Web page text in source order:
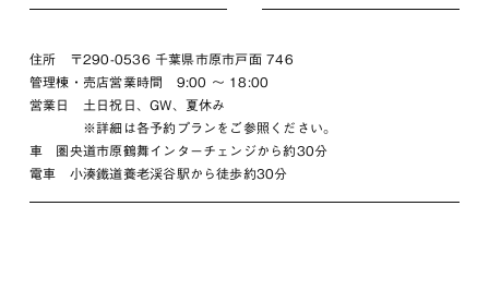
住所 〒290-0536 千葉県市原市戸面 746
管理棟・売店営業時間 9:00 〜 18:00
営業日 土日祝日、GW、夏休み
※詳細は各予約プランをご参照ください。
車 圏央道市原鶴舞インターチェンジから約30分
電車 小湊鐵道養老渓谷駅から徒歩約30分